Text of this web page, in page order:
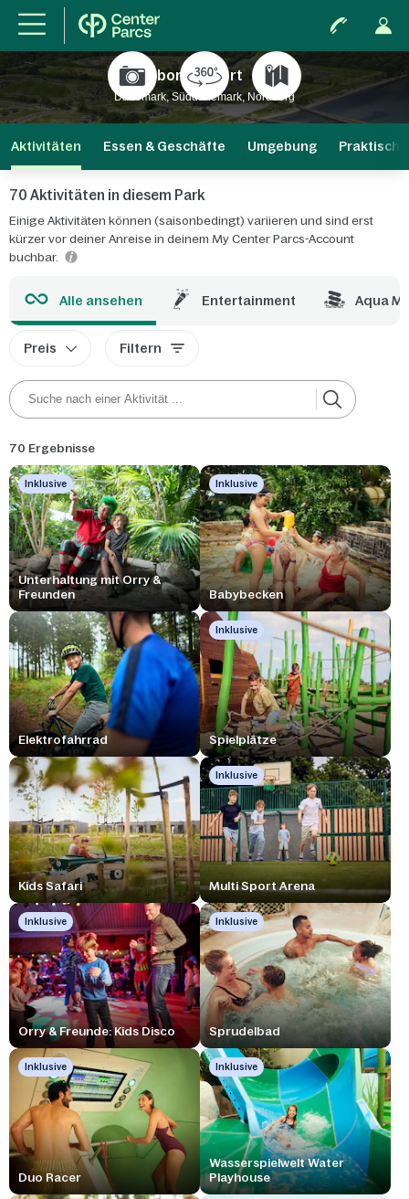
Nordborg Resort Neu
Dänemark, Süddänemark, Nordborg
Aktivitäten Essen & Geschäfte Umgebung
70 Aktivitäten in diesem Park
Einige Aktivitäten können (saisonbedingt) variieren und sind erst
kürzer vor deiner Anreise in deinem My Center Parcs-Account
buchbar.
Alle ansehen Entertainment Aqua
Preis Filtern
70 Ergebnisse
Inklusive
Unterhaltung mit Orry &
Freunden
Inklusive
Babybecken
Elektrofahrrad
Inklusive
Spielplätze
Kids Safari
Inklusive
Multi Sport Arena
Inklusive
Orry & Freunde: Kids Disco
Inklusive
Sprudelbad
Inklusive
Duo Racer
Inklusive
Wasserspielwelt Water
Playhouse